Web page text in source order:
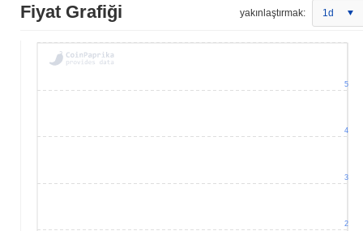
Fiyat Grafiği yakınlaştırmak: 1d
2
3
4
5